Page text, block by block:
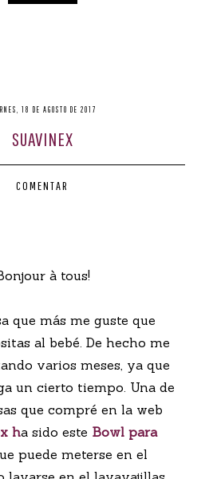
18 DE AGOSTO DE 2017
SUAVINEX
COMENTAR
à tous!
que más me guste que
al bebé. De hecho me
varios meses, ya que
un cierto tiempo. Una de
que compré en la web
ha sido este Bowl para
puede meterse en el